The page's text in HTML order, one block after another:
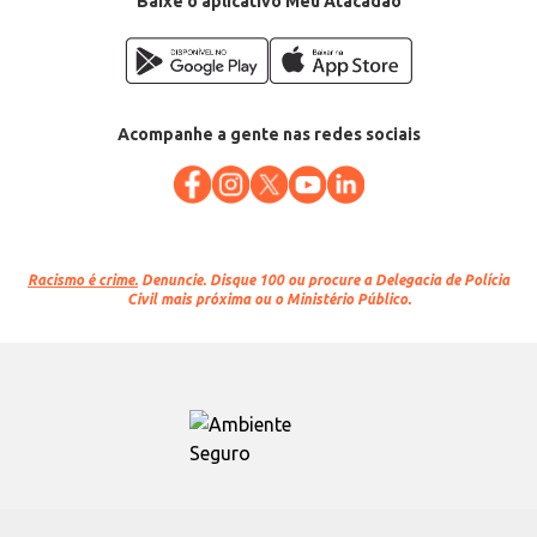
Acompanhe a gente nas redes sociais
Racismo é crime. Denuncie. Disque 100 ou procure a Delegacia de Polícia
Civil mais próxima ou o Ministério Público.